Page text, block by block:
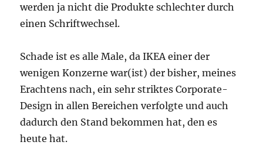
werden ja nicht die Produkte schlechter durch
einen Schriftwechsel.
Schade ist es alle Male, da IKEA einer der
wenigen Konzerne war(ist) der bisher, meines
Erachtens nach, ein sehr striktes Corporate-
Design in allen Bereichen verfolgte und auch
dadurch den Stand bekommen hat, den es
heute hat.